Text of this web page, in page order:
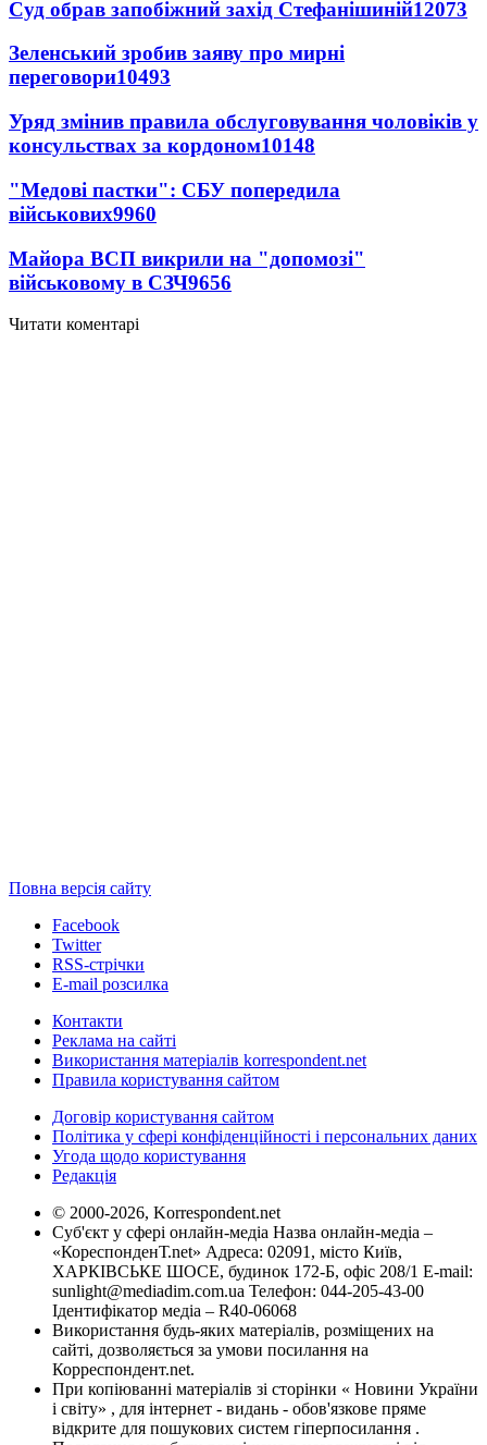
Суд обрав запобіжний захід Стефанішиній12073
Зеленський зробив заяву про мирні
переговори10493
Уряд змінив правила обслуговування чоловіків у
консульствах за кордоном10148
"Медові пастки": СБУ попередила
військових9960
Майора ВСП викрили на "допомозі"
військовому в СЗЧ9656
Читати коментарі
Повна версія сайту
Facebook
Twitter
RSS-стрічки
E-mail розсилка
Контакти
Реклама на сайті
Використання матеріалів korrespondent.net
Правила користування сайтом
Договір користування сайтом
Політика у сфері конфіденційності і персональних даних
Угода щодо користування
Редакція
© 2000-2026, Korrespondent.net
Суб'єкт у сфері онлайн-медіа Назва онлайн-медіа –
«КореспонденТ.net» Адреса: 02091, місто Київ,
ХАРКІВСЬКЕ ШОСЕ, будинок 172-Б, офіс 208/1 E-mail:
sunlight@mediadim.com.ua Телефон: 044-205-43-00
Ідентифікатор медіа – R40-06068
Використання будь-яких матеріалів, розміщених на
сайті, дозволяється за умови посилання на
Корреспондент.net.
При копіюванні матеріалів зі сторінки « Новини України
і світу» , для інтернет - видань - обов'язкове пряме
відкрите для пошукових систем гіперпосилання .